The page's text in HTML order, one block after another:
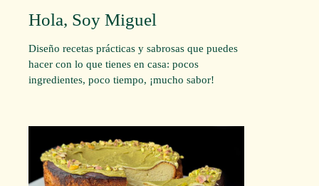
Hola, Soy Miguel
Diseño recetas prácticas y sabrosas que puedes
hacer con lo que tienes en casa: pocos
ingredientes, poco tiempo, ¡mucho sabor!